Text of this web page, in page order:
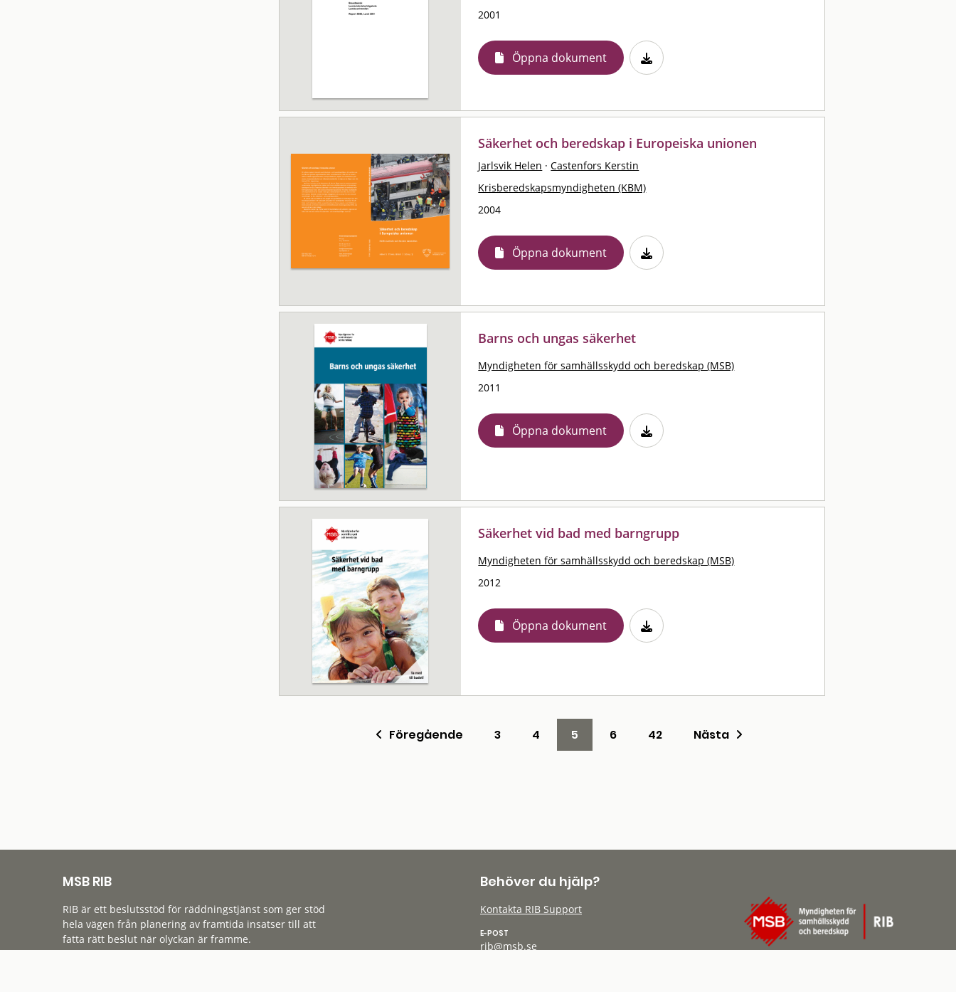
2001
Öppna dokument
Säkerhet och beredskap i Europeiska unionen
Jarlsvik Helen · Castenfors Kerstin
Krisberedskapsmyndigheten (KBM)
2004
Öppna dokument
Barns och ungas säkerhet
Myndigheten för samhällsskydd och beredskap (MSB)
2011
Öppna dokument
Säkerhet vid bad med barngrupp
Myndigheten för samhällsskydd och beredskap (MSB)
2012
Öppna dokument
Föregående 3 4 5 6 42 Nästa
MSB RIB
RIB är ett beslutsstöd för räddningstjänst som ger stöd
hela vägen från planering av framtida insatser till att
fatta rätt beslut när olyckan är framme.
Behöver du hjälp?
Kontakta RIB Support
E-POST
rib@msb.se